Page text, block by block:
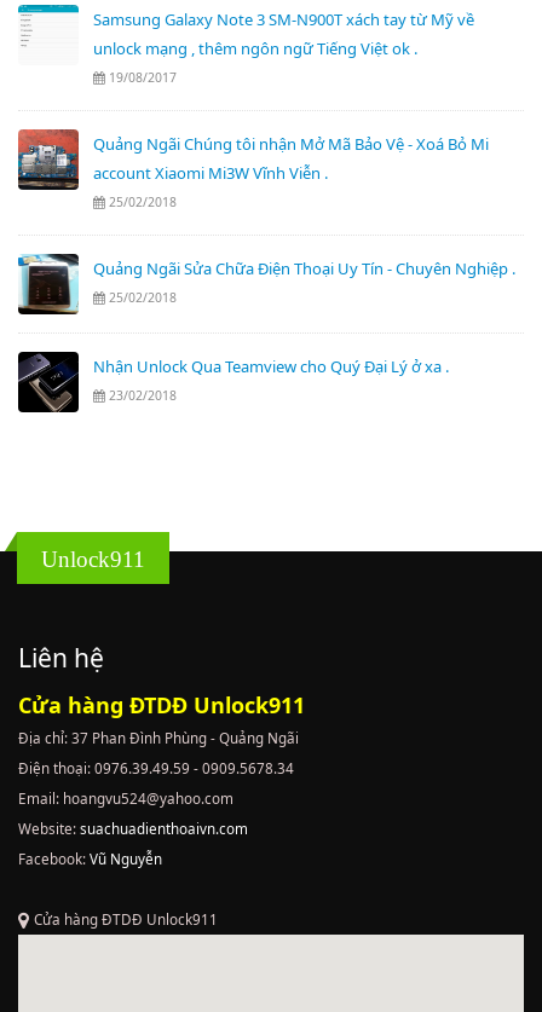
Samsung Galaxy Note 3 SM-N900T xách tay từ Mỹ về
unlock mạng , thêm ngôn ngữ Tiếng Việt ok .
19/08/2017
Quảng Ngãi Chúng tôi nhận Mở Mã Bảo Vệ - Xoá Bỏ Mi
account Xiaomi Mi3W Vĩnh Viễn .
25/02/2018
Quảng Ngãi Sửa Chữa Điện Thoại Uy Tín - Chuyên Nghiệp .
25/02/2018
Nhận Unlock Qua Teamview cho Quý Đại Lý ở xa .
23/02/2018
Unlock911
Liên hệ
Cửa hàng ĐTDĐ Unlock911
Địa chỉ: 37 Phan Đình Phùng - Quảng Ngãi
Điện thoại: 0976.39.49.59 - 0909.5678.34
Email: hoangvu524@yahoo.com
Website:suachuadienthoaivn.com
Facebook:Vũ Nguyễn
Cửa hàng ĐTDĐ Unlock911